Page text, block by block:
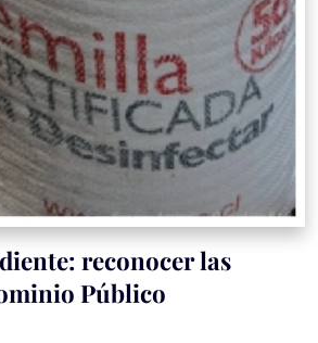
reconocer las
Público